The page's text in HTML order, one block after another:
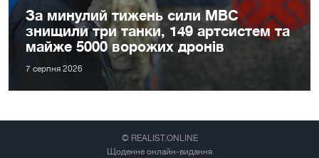
За минулий тижень сили МВС
знищили три танки, 149 артсистем та
майже 5000 ворожих дронів
7 серпня 2026
© REALIST.ONLINE
Щоденне онлайн-видання